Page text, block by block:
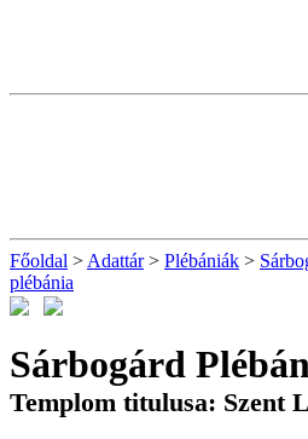
Főoldal > Adattár> Plébániák >
plébánia
Sárbogárd
Templom titulusa: Szent